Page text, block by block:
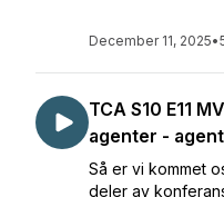
December 11, 2025•
TCA S10 E11
agenter -
Så er vi kommet
deler av